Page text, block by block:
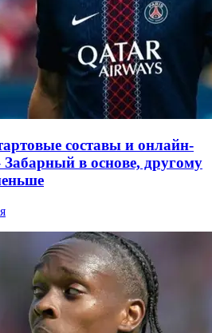
составы и онлайн-
в основе, другому